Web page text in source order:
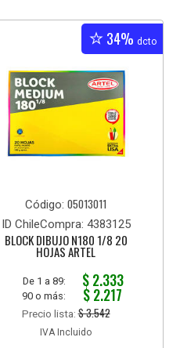
34% dcto
Código:05013011
ID ChileCompra: 4383125
BLOCK DIBUJO N180 1/8 20
HOJAS ARTEL
De 1 a 89: $ 2.333
90 o más: $ 2.217
Precio lista:$ 3.542
IVA Incluido